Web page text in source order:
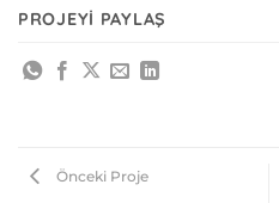
PROJEYI PAYLAŞ
Önceki Proje